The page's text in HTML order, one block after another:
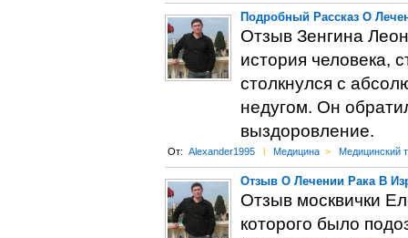
Подробный Рассказ О
Отзыв Зенгина
история человека,
столкнулся с
недугом. Он
выздоровление.
От: Alexander1995 l Медицина > Медицинский
Отзыв О Лечении Рака В
Отзыв москвички
которого было